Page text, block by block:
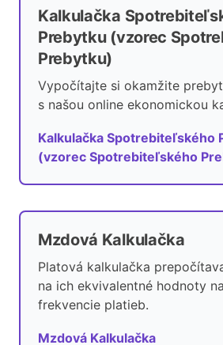
Kalkulačka
Prebytku (vzorec
Prebytku)
Vypočítajte si okamžite
s našou online ekonomickou
Kalkulačka Spotrebiteľského
(vzorec Spotrebiteľského
Mzdová Kalkulačka
Platová kalkulačka
na ich ekvivalentné hodnoty
frekvencie platieb.
Mzdová Kalkulačka